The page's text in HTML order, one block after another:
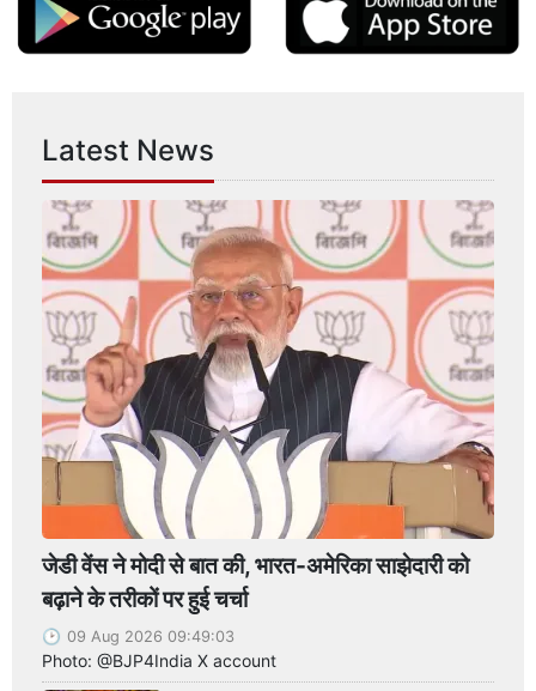
Latest News
जेडी वेंस ने मोदी से बात की, भारत-अमेरिका साझेदारी को
बढ़ाने के तरीकों पर हुई चर्चा
09 Aug 2026 09:49:03
Photo: @BJP4India X account